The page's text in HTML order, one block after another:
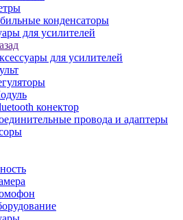
конденсаторы
для усилителей
для усилителей
конектор
провода и адаптеры